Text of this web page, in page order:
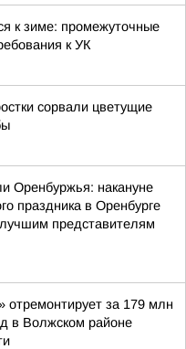
к зиме: промежуточные
к УК
сорвали цветущие
Оренбуржья: накануне
праздника в Оренбурге
представителям
отремонтирует за 179 млн
в Волжском районе